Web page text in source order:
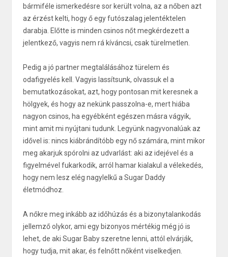
bármiféle ismerkedésre sor került volna, az a nőben azt
az érzést kelti, hogy ő egy futószalag jelentéktelen
darabja. Előtte is minden csinos nőt megkérdezett a
jelentkező, vagyis nem rá kíváncsi, csak türelmetlen.
Pedig a jó partner megtalálásához türelem és
odafigyelés kell. Vagyis lassítsunk, olvassuk el a
bemutatkozásokat, azt, hogy pontosan mit keresnek a
hölgyek, és hogy az nekünk passzolna-e, mert hiába
nagyon csinos, ha egyébként egészen másra vágyik,
mint amit mi nyújtani tudunk. Legyünk nagyvonalúak az
idővel is: nincs kiábrándítóbb egy nő számára, mint mikor
meg akarjuk spórolni az udvarlást: aki az idejével és a
figyelmével fukarkodik, arról hamar kialakul a vélekedés,
hogy nem lesz elég nagylelkű a Sugar Daddy
életmódhoz.
A nőkre meg inkább az időhúzás és a bizonytalankodás
jellemző olykor, ami egy bizonyos mértékig még jó is
lehet, de aki Sugar Baby szeretne lenni, attól elvárják,
hogy tudja, mit akar, és felnőtt nőként viselkedjen.